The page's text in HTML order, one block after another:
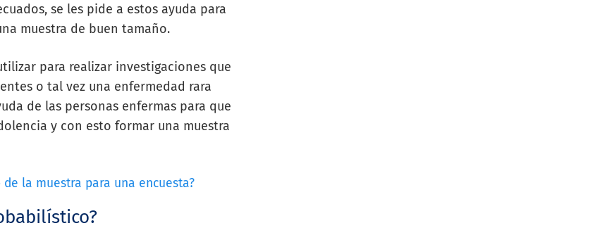
se les pide a estos ayuda para
muestra de buen tamaño.
para realizar investigaciones que
o tal vez una enfermedad rara
de las personas enfermas para que
y con esto formar una muestra
de la muestra para una encuesta?